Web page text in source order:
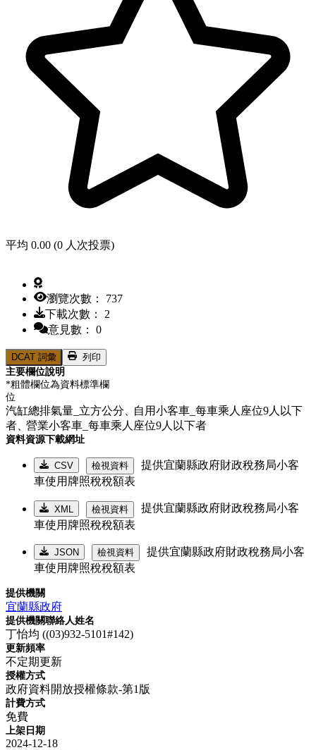
平均 0.00 (0 人次投票)
瀏覽次數： 737
下載次數： 2
意見數： 0
DCAT 詞彙
列印
主要欄位說明
*粗體欄位為資料標準欄
位
汽缸總排氣量_立方公分、自用小客車_每車乘人座位9人以下
者、營業小客車_每車乘人座位9人以下者
資料資源下載網址
CSV 檢視資料
提供宜蘭縣政府財政稅務局小客
車使用牌照稅稅額表
XML 檢視資料
提供宜蘭縣政府財政稅務局小客
車使用牌照稅稅額表
JSON 檢視資料
提供宜蘭縣政府財政稅務局小客
車使用牌照稅稅額表
提供機關
宜蘭縣政府
提供機關聯絡人姓名
丁怡均 ((03)932-5101#142)
更新頻率
不定期更新
授權方式
政府資料開放授權條款-第1版
計費方式
免費
上架日期
2024-12-18